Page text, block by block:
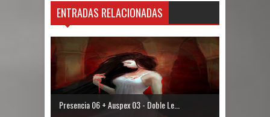
ENTRADAS RELACIONADAS
Presencia 06 + Auspex 03 - Doble Le...